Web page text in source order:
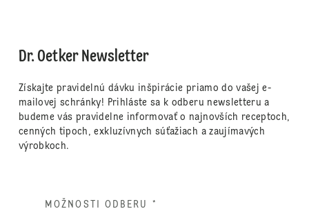
Dr. Oetker Newsletter
Získajte pravidelnú dávku inšpirácie priamo do vašej e-
mailovej schránky! Prihláste sa k odberu newsletteru a
budeme vás pravidelne informovať o najnovších receptoch,
cenných tipoch, exkluzívnych súťažiach a zaujímavých
výrobkoch.
MOŽNOSTI ODBERU *